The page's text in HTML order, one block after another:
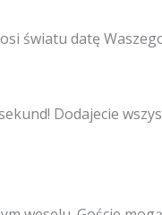
światu datę
Dodajecie